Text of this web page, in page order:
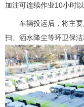
加注可连续作业10小时以
车辆投运后，将主
扫、洒水降尘等环卫保洁